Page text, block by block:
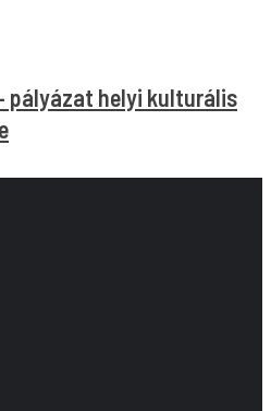
pályázat helyi kulturális